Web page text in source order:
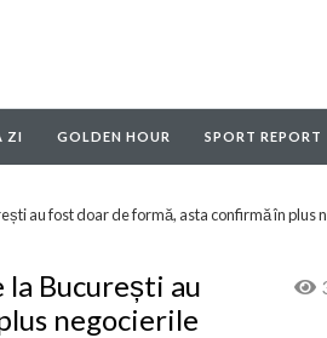
ZI GOLDEN HOUR SPORT REPORT
au fost doar de formă, asta confirmă în plus
București au
negocierile